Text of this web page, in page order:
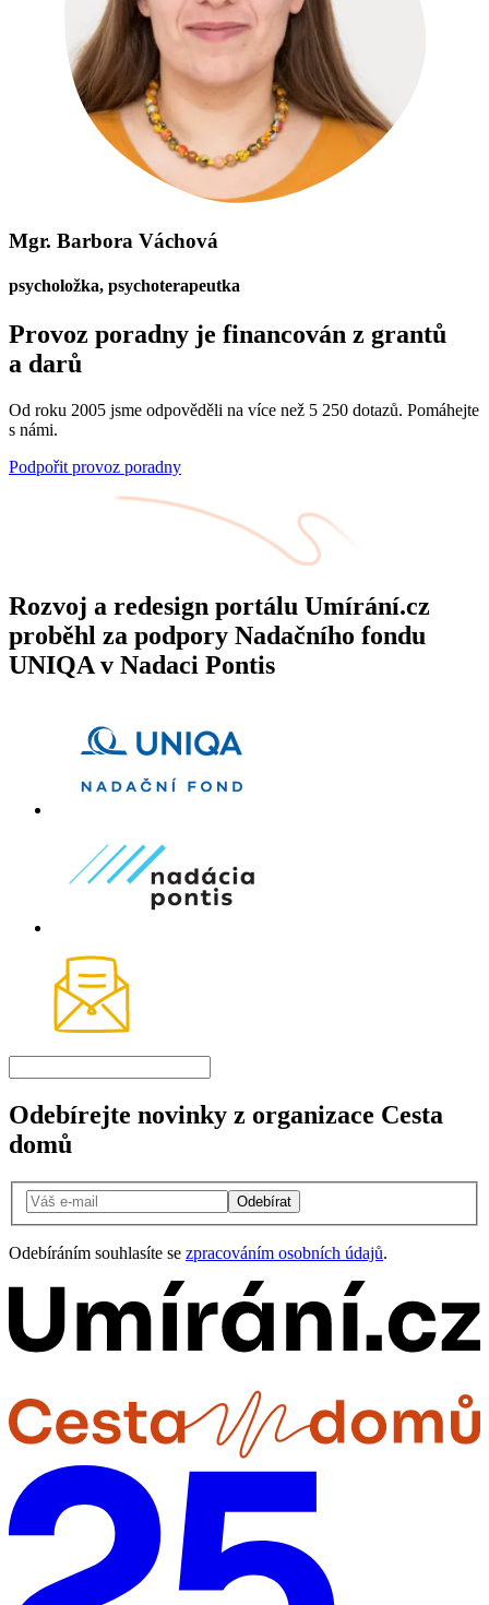
Mgr. Barbora Váchová
psycholožka, psychoterapeutka
Provoz poradny je financován z grantů
a darů
Od roku 2005 jsme odpověděli na více než 5 250 dotazů. Pomáhejte
s námi.
Podpořit provoz poradny
Rozvoj a redesign portálu Umírání.cz
proběhl za podpory Nadačního fondu
UNIQA v Nadaci Pontis
Odebírejte novinky z organizace Cesta
domů
Odebírat
Odebíráním souhlasíte se zpracováním osobních údajů.